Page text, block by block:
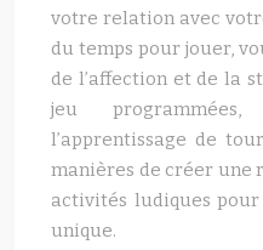
votre relation avec
du temps pour jouer,
de l’affection et de la
jeu
l’apprentissage de
manières de créer une
activités ludiques
unique.